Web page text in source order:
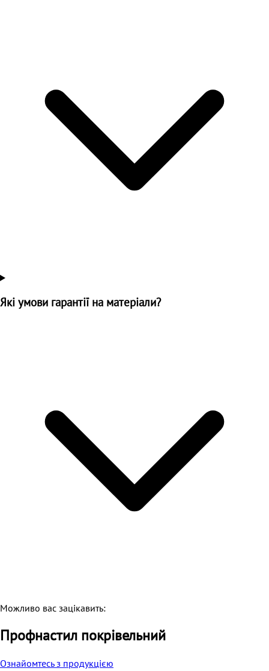
Які умови гарантії на матеріали?
Можливо вас зацікавить:
Профнастил покрівельний
Ознайомтесь з продукцією